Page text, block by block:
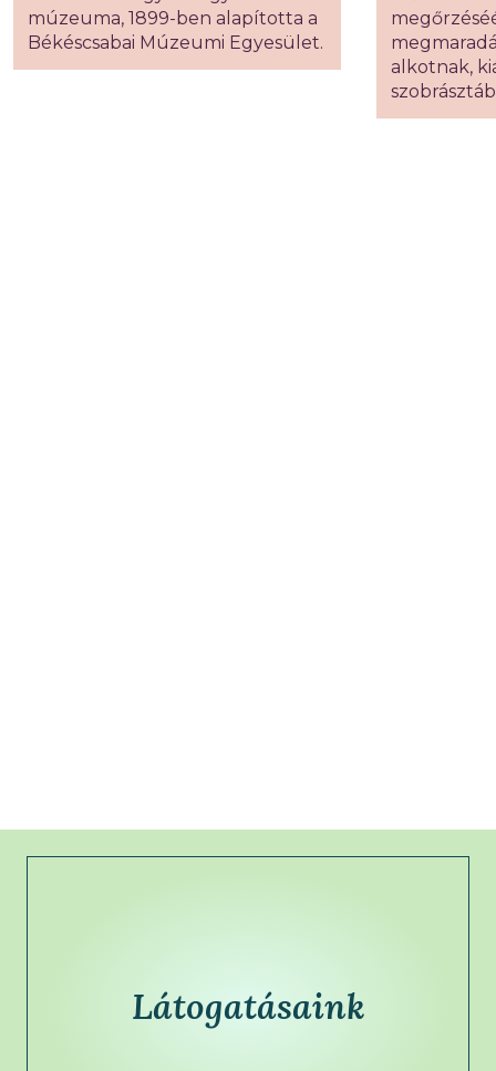
múzeuma, 1899-ben alapította a
Békéscsabai Múzeumi Egyesület.
alkotnak,
Látogatásaink